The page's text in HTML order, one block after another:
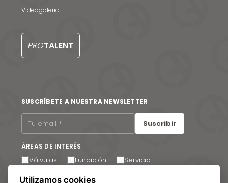
Videogaleria
PROTALENT
SUSCRÍBETE A NUESTRA NEWSLETTER
Suscribir
ÁREAS DE INTERÉS
Válvulas Fundición Servicio
Acepto recibir comunicaciones por correo electrónico.
Utilizamos cookies